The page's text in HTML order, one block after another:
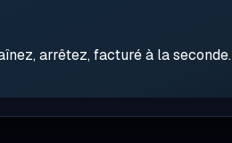
arrêtez, facturé à la seconde.